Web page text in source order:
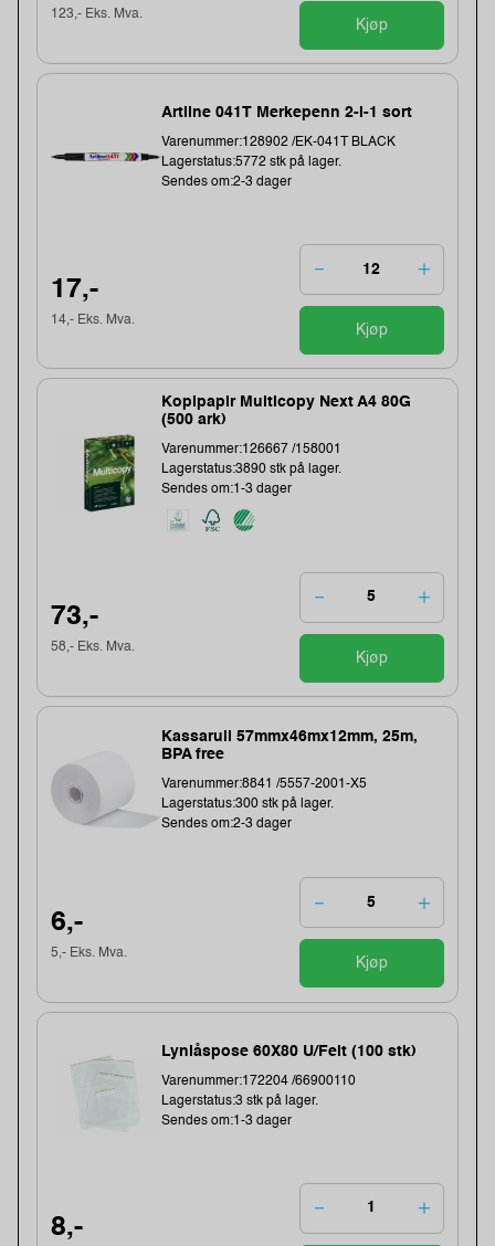
123,- Eks. Mva.
Kjøp
Artline 041T Merkepenn 2-i-1 sort
Varenummer:128902 /EK-041T BLACK
Lagerstatus:5772 stk på lager.
Sendes om:2-3 dager
17,-
14,- Eks. Mva.
Kjøp
Kopipapir Multicopy Next A4 80G
(500 ark)
Varenummer:126667 /158001
Lagerstatus:3890 stk på lager.
Sendes om:1-3 dager
73,-
58,- Eks. Mva.
Kjøp
Kassarull 57mmx46mx12mm, 25m,
BPA free
Varenummer:8841 /5557-2001-X5
Lagerstatus:300 stk på lager.
Sendes om:2-3 dager
6,-
5,- Eks. Mva.
Kjøp
Lynlåspose 60X80 U/Felt (100 stk)
Varenummer:172204 /66900110
Lagerstatus:3 stk på lager.
Sendes om:1-3 dager
8,-